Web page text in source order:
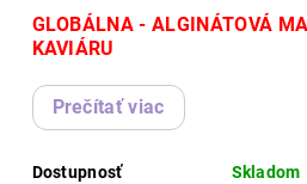
GLOBÁLNA - ALGINÁTOVÁ
KAVIÁRU
Prečítať viac
Dostupnosť Skladom